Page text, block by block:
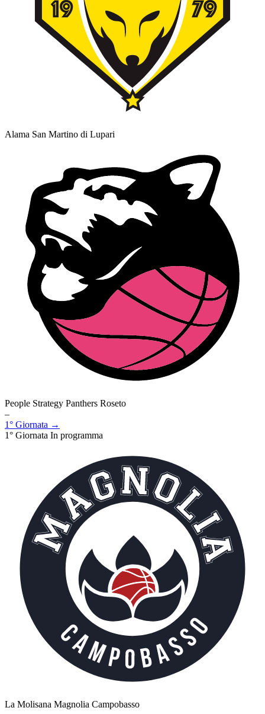
Alama San Martino di Lupari
People Strategy Panthers Roseto
–
1° Giornata →
1° Giornata In programma
La Molisana Magnolia Campobasso